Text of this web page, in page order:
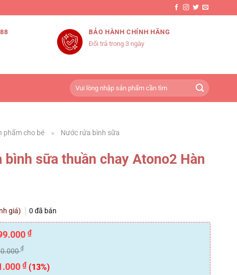
BẢO HÀNH CHÍNH HÃNG
Đổi trả trong 3 ngày
Tìm
kiếm:
phẩm cho bé » Nước rửa bình sữa
bình sữa thuần chay Atono2 Hàn
giá) 0 đã bán
₫
₫
₫ (13%)